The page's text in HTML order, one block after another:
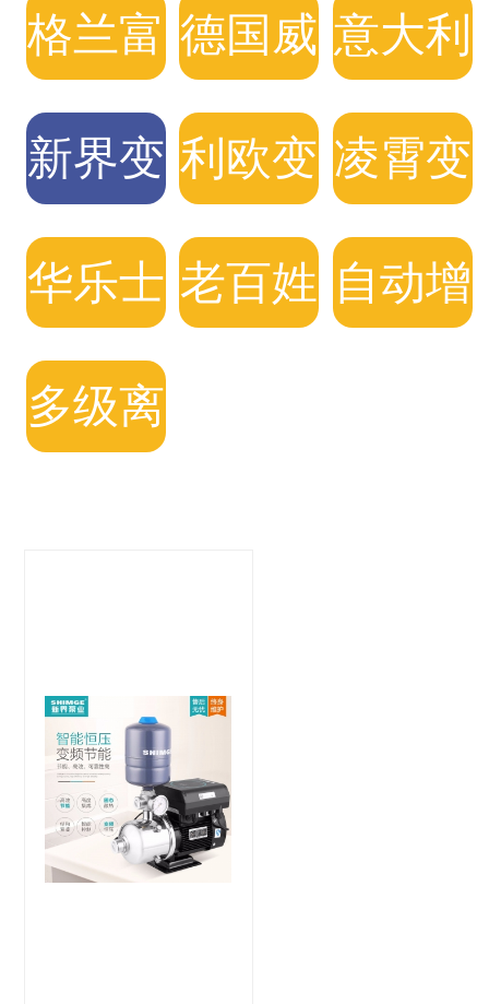
格兰富
变频水
泵
德国威
乐变频
水泵
意大利
DAB
变频泵
新界变
频水泵
利欧变
频水泵
凌霄变
频水泵
华乐士
自动增
压泵
老百姓 自动增
多级离